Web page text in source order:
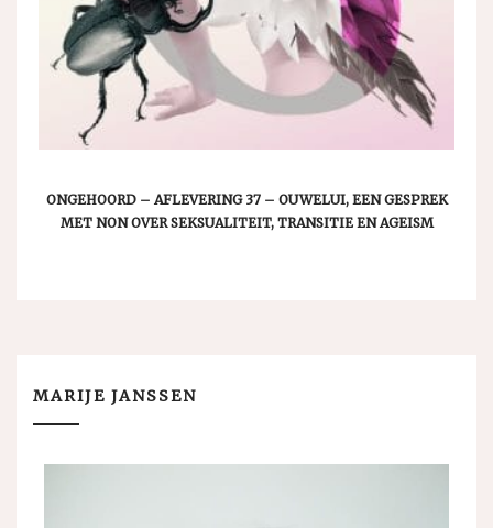
ONGEHOORD – AFLEVERING 37 – OUWELUI, EEN GESPREK
MET NON OVER SEKSUALITEIT, TRANSITIE EN AGEISM
MARIJE JANSSEN